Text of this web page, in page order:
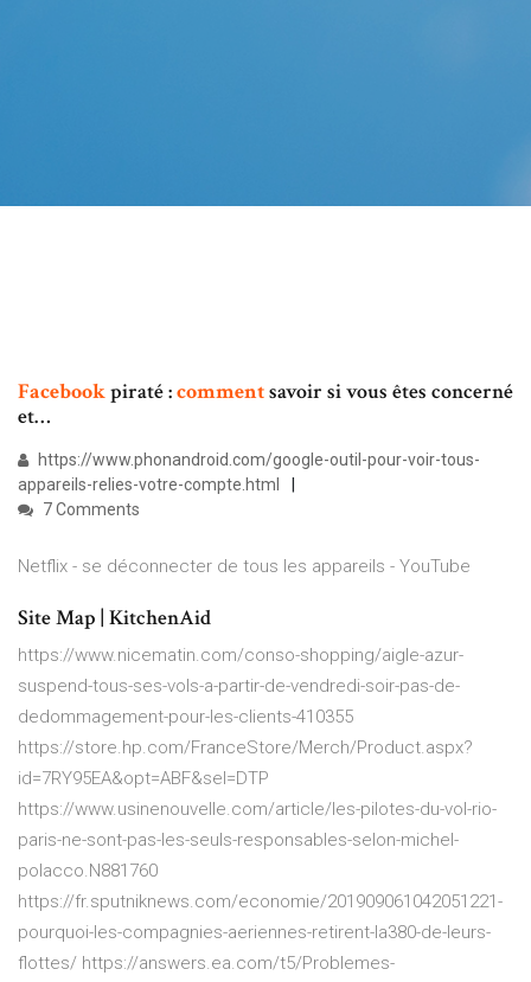
Facebookpiraté :commentsavoir si vous êtes concerné
et…
https://www.phonandroid.com/google-outil-pour-voir-tous-
appareils-relies-votre-compte.html
7 Comments
Netflix - se déconnecter de tous les appareils - YouTube
Site Map | KitchenAid
https://www.nicematin.com/conso-shopping/aigle-azur-
suspend-tous-ses-vols-a-partir-de-vendredi-soir-pas-de-
dedommagement-pour-les-clients-410355
https://store.hp.com/FranceStore/Merch/Product.aspx?
id=7RY95EA&opt=ABF&sel=DTP
https://www.usinenouvelle.com/article/les-pilotes-du-vol-rio-
paris-ne-sont-pas-les-seuls-responsables-selon-michel-
polacco.N881760
https://fr.sputniknews.com/economie/201909061042051221-
pourquoi-les-compagnies-aeriennes-retirent-la380-de-leurs-
flottes/ https://answers.ea.com/t5/Problemes-